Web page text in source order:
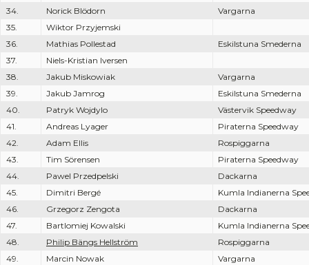
34.
Norick Blödorn
Vargarna
35.
Wiktor Przyjemski
36.
Mathias Pollestad
Eskilstuna Smederna
37.
Niels-Kristian Iversen
38.
Jakub Miskowiak
Vargarna
39.
Jakub Jamrog
Eskilstuna Smederna
40.
Patryk Wojdylo
Västervik Speedway
41.
Andreas Lyager
Piraterna Speedway
42.
Adam Ellis
Rospiggarna
43.
Tim Sörensen
Piraterna Speedway
44.
Pawel Przedpelski
Dackarna
45.
Dimitri Bergé
Kumla Indianerna
46.
Grzegorz Zengota
Dackarna
47.
Bartlomiej Kowalski
Kumla Indianerna
48.
Philip Bängs Hellström
Rospiggarna
49.
Marcin Nowak
Vargarna